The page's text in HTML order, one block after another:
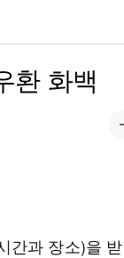
환 화백
간과 장소)을